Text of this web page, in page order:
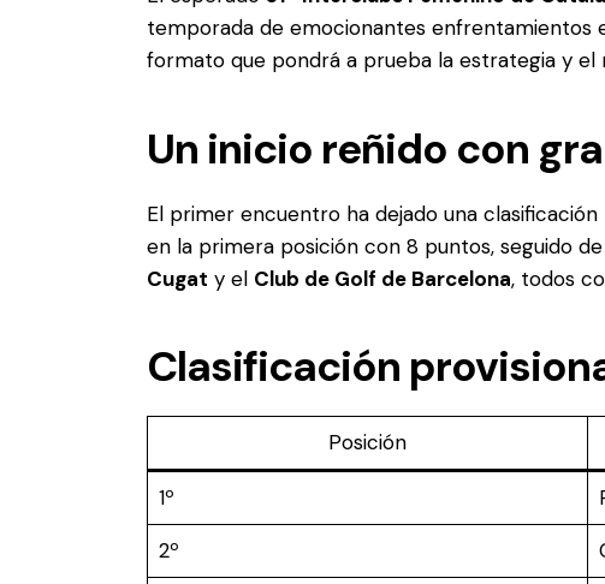
temporada de emocionantes enfrentamientos
formato que pondrá a prueba la estrategia y
Un inicio reñido con
El primer encuentro ha dejado una
en la primera posición con 8 puntos, seguido
Cugat y el Club de Golf de Barcelona, todos
Clasificación
Posición
1º
2º